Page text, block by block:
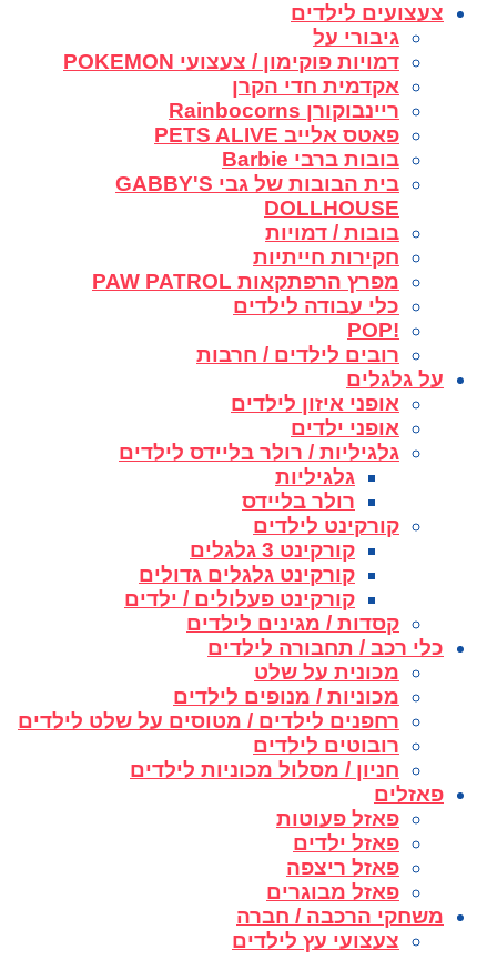
צעצועים לילדים
גיבורי על
דמויות פוקימון / צעצועי POKEMON
אקדמית חדי הקרן
ריינבוקורן Rainbocorns
פאטס אלייב PETS ALIVE
בובות ברבי Barbie
בית הבובות של גבי GABBY'S
DOLLHOUSE
בובות / דמויות
חקירות חייתיות
מפרץ הרפתקאות PAW PATROL
כלי עבודה לילדים
!POP
רובים לילדים / חרבות
על גלגלים
אופני איזון לילדים
אופני ילדים
גלגיליות / רולר בליידס לילדים
גלגיליות
רולר בליידס
קורקינט לילדים
קורקינט 3 גלגלים
קורקינט גלגלים גדולים
קורקינט פעלולים / ילדים
קסדות / מגינים לילדים
כלי רכב / תחבורה לילדים
מכונית על שלט
מכוניות / מנופים לילדים
רחפנים לילדים / מטוסים על שלט לילדים
רובוטים לילדים
חניון / מסלול מכוניות לילדים
פאזלים
פאזל פעוטות
פאזל ילדים
פאזל ריצפה
פאזל מבוגרים
משחקי הרכבה / חברה
צעצועי עץ לילדים